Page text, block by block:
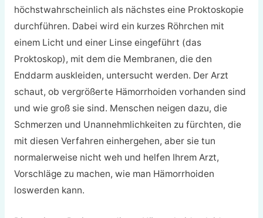
höchstwahrscheinlich als nächstes eine Proktoskopie
durchführen. Dabei wird ein kurzes Röhrchen mit
einem Licht und einer Linse eingeführt (das
Proktoskop), mit dem die Membranen, die den
Enddarm auskleiden, untersucht werden. Der Arzt
schaut, ob vergrößerte Hämorrhoiden vorhanden sind
und wie groß sie sind. Menschen neigen dazu, die
Schmerzen und Unannehmlichkeiten zu fürchten, die
mit diesen Verfahren einhergehen, aber sie tun
normalerweise nicht weh und helfen Ihrem Arzt,
Vorschläge zu machen, wie man Hämorrhoiden
loswerden kann.